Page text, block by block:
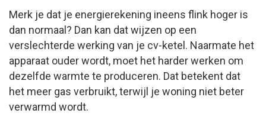
Merk je dat je energierekening ineens flink hoger is
dan normaal? Dan kan dat wijzen op een
verslechterde werking van je cv-ketel. Naarmate het
apparaat ouder wordt, moet het harder werken om
dezelfde warmte te produceren. Dat betekent dat
het meer gas verbruikt, terwijl je woning niet beter
verwarmd wordt.